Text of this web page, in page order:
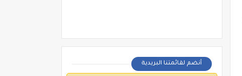
أنضم لقائمتنا البريدية